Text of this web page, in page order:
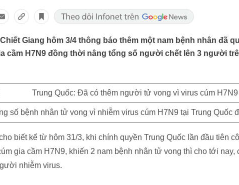
Giang hôm 3/4 thông báo thêm một nam bệnh nhân đã
cầm H7N9 đồng thời nâng tổng số người chết lên 3 người
số bệnh nhân tử vong vì nhiễm virus cúm H7N9 tại Trung Quốc
biết kể từ hôm 31/3, khi chính quyền Trung Quốc lần đầu tiên
gia cầm H7N9, khiến 2 nam bệnh nhân tử vong thì cho tới
nhiễm virus.